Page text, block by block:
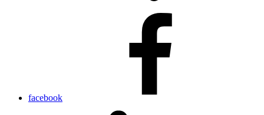
facebook